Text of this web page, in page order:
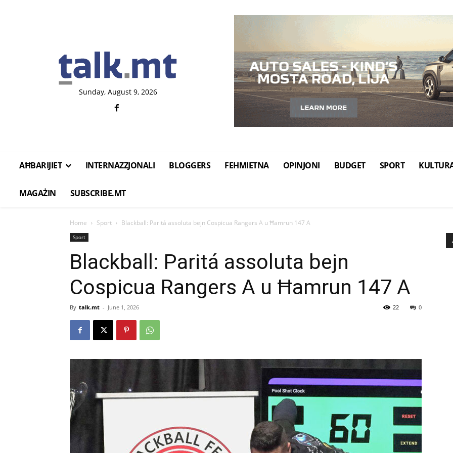
Sunday, August 9, 2026
AĦBARIJIET INTERNAZZJONALI BLOGGERS FEHMIETNA OPINJONI BUDGET SPORT
MAGAŻIN SUBSCRIBE.MT
Home Sport Blackball: Paritá assoluta bejn Cospicua Rangers A u Ħamrun 147 A
Sport
Blackball: Paritá assoluta bejn
Cospicua Rangers A u Ħamrun 147 A
By talk.mt - June 1, 2026 0
22